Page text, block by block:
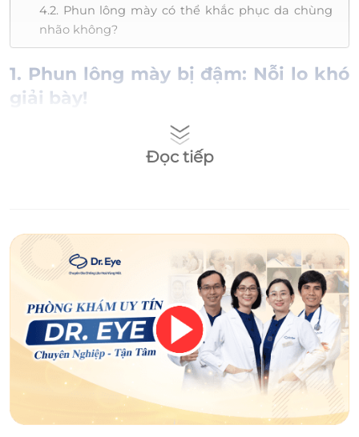
4.2. Phun lông mày có thể khắc phục da chùng
nhão không?
1. Phun lông mày bị đậm: Nỗi lo khó
giải bày!
Lông mày sau khi phun xăm bị đậm là tình
trạng đường chân mày có màu sắc quá đậm,
không tự nhiên. Ngoài ra, khi người đối diện
nhìn vào sẽ thấy vùng chân mày nổi bật hơn
các đặc điểm khác trên gương mặt, gây nên
sự mất cân đối.
Xem thêm:
Nguyên nhân phun
lông mày bị nổi mụn
Đọc tiếp